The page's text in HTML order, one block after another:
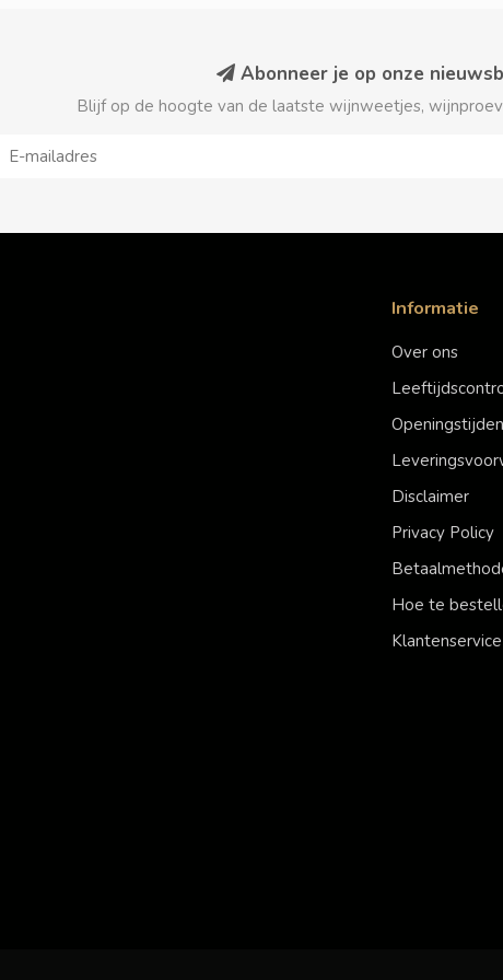
Abonneer je op onze
Blijf op de hoogte van de laatste wijnweetjes,
Informatie
Over ons
Disclaimer
Privacy Policy
Hoe te
Klantenservice